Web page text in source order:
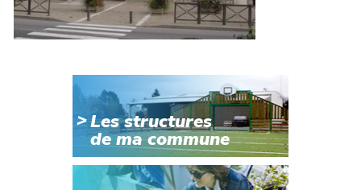
Les structures
de ma commune